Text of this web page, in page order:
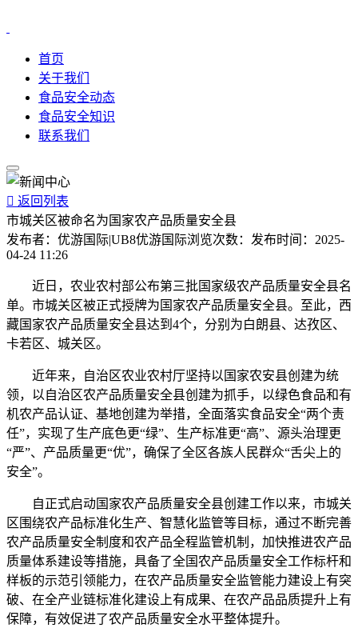
首页
关于我们
食品安全动态
食品安全知识
联系我们
 返回列表
市城关区被命名为国家农产品质量安全县
发布者： 优游国际|UB8优游国际浏览次数： 发布时间： 2025-
04-24 11:26
近日，农业农村部公布第三批国家级农产品质量安全县名
单。市城关区被正式授牌为国家农产品质量安全县。至此，西
藏国家农产品质量安全县达到4个，分别为白朗县、达孜区、
卡若区、城关区。
近年来，自治区农业农村厅坚持以国家农安县创建为统
领，以自治区农产品质量安全县创建为抓手，以绿色食品和有
机农产品认证、基地创建为举措，全面落实食品安全“两个责
任”，实现了生产底色更“绿”、生产标准更“高”、源头治理更
“严”、产品质量更“优”，确保了全区各族人民群众“舌尖上的
安全”。
自正式启动国家农产品质量安全县创建工作以来，市城关
区围绕农产品标准化生产、智慧化监管等目标，通过不断完善
农产品质量安全制度和农产品全程监管机制，加快推进农产品
质量体系建设等措施，具备了全国农产品质量安全工作标杆和
样板的示范引领能力，在农产品质量安全监管能力建设上有突
破、在全产业链标准化建设上有成果、在农产品品质提升上有
保障，有效促进了农产品质量安全水平整体提升。